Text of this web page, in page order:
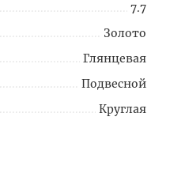
7.7
Золото
Глянцевая
Подвесной
Круглая